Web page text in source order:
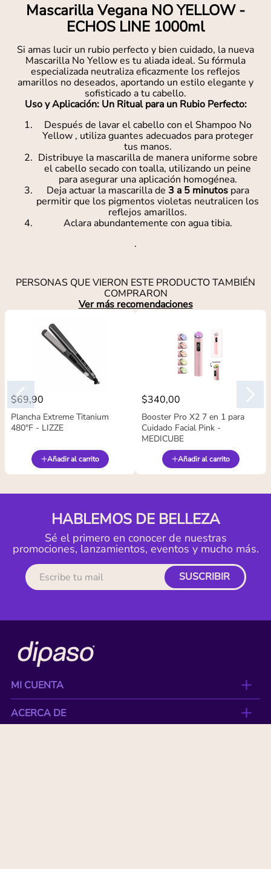
Mascarilla Vegana NO YELLOW -
ECHOS LINE 1000ml
Si amas lucir un rubio perfecto y bien cuidado, la nueva
Mascarilla No Yellow es tu aliada ideal. Su fórmula
especializada neutraliza eficazmente los reflejos
amarillos no deseados, aportando un estilo elegante y
sofisticado a tu cabello.
Uso y Aplicación: Un Ritual para un Rubio Perfecto:
Después de lavar el cabello con el Shampoo No
Yellow , utiliza guantes adecuados para proteger
tus manos.
Distribuye la mascarilla de manera uniforme sobre
el cabello secado con toalla, utilizando un peine
para asegurar una aplicación homogénea.
Deja actuar la mascarilla de 3 a 5 minutospara
permitir que los pigmentos violetas neutralicen los
reflejos amarillos.
Aclara abundantemente con agua tibia.
.
PERSONAS QUE VIERON ESTE PRODUCTO TAMBIÉN
COMPRARON
Ver más recomendaciones
$69,90
Plancha Extreme Titanium
480°F - LIZZE
Añadir al carrito
$340,00
Booster Pro X2 7 en 1 para
Cuidado Facial Pink -
MEDICUBE
Añadir al carrito
HABLEMOS DE BELLEZA
Sé el primero en conocer de nuestras
promociones, lanzamientos, eventos y mucho más.
SUSCRIBIR
MI CUENTA
ACERCA DE